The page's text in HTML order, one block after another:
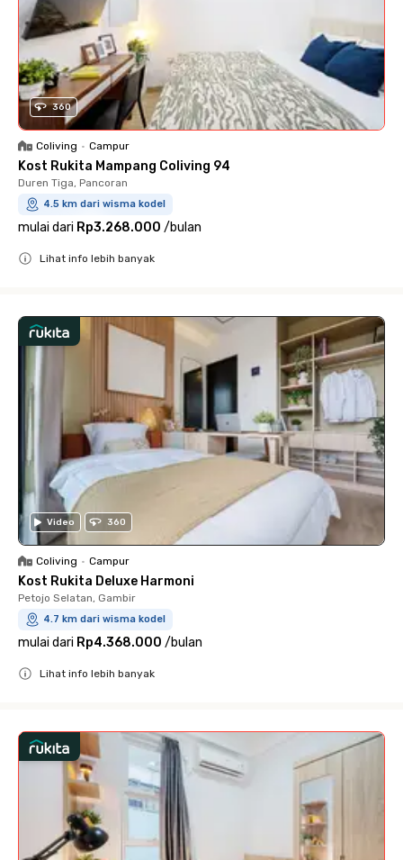
360
Coliving • Campur
Kost Rukita Mampang Coliving 94
Duren Tiga, Pancoran
4.5 km dari wisma kodel
mulai dari Rp3.268.000 /bulan
Lihat info lebih banyak
Video 360
Coliving • Campur
Kost Rukita Deluxe Harmoni
Petojo Selatan, Gambir
4.7 km dari wisma kodel
mulai dari Rp4.368.000 /bulan
Lihat info lebih banyak